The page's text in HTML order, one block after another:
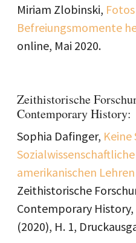
Miriam Zlobinski,
Befreiungsmomente
online, Mai 2020.
Zeithistorische
Contemporary History:
Sophia Dafinger,
amerikanischen
Zeithistorische
Contemporary History,
(2020), H. 1,